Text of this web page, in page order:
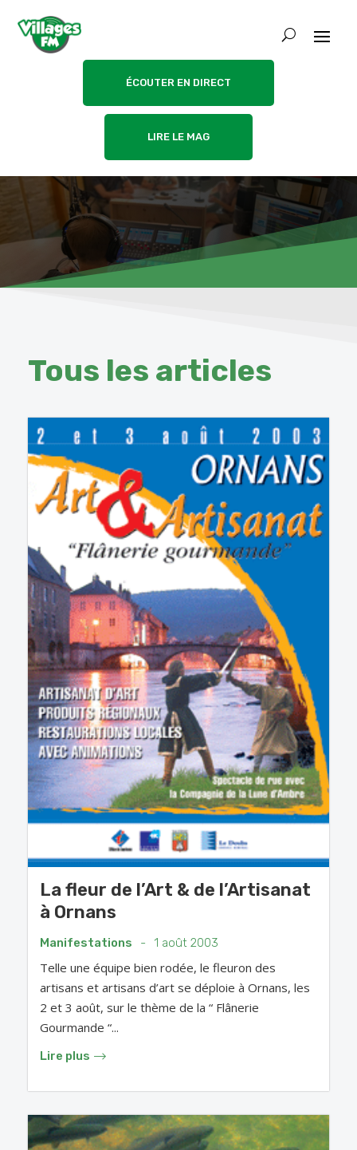
ÉCOUTER EN DIRECT
LIRE LE MAG
Tous les articles
La fleur de l’Art & de l’Artisanat
à Ornans
Manifestations - 1 août 2003
Telle une équipe bien rodée, le fleuron des
artisans et artisans d’art se déploie à Ornans, les
2 et 3 août, sur le thème de la “ Flânerie
Gourmande “...
Lire plus